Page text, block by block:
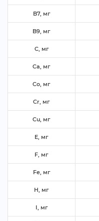
B7, м
B9, м
C, м
Ca, м
Co, м
Cr, м
Cu, м
E, м
F, м
Fe, м
H, м
I, м